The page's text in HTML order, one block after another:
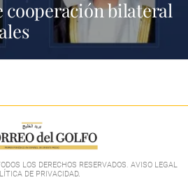
cooperación bilateral
LOS DERECHOS RESERVADOS. AVISO LEGAL
DE PRIVACIDAD.